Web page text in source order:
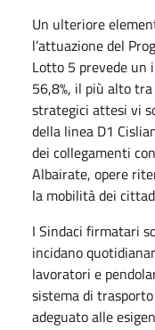
Un ulteriore
l’attuazione del
Lotto 5 prevede un
56,8%, il più alto
strategici attesi vi
della linea D1
dei collegamenti
Albairate, opere
la mobilità dei
I Sindaci firmatari
incidano
lavoratori e
sistema di
adeguato alle